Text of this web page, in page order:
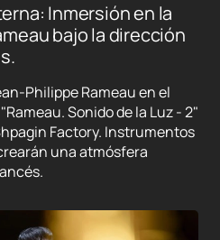
Inmersión en la
bajo la dirección
Philippe Rameau en el
Sonido de la Luz - 2"
Factory. Instrumentos
una atmósfera